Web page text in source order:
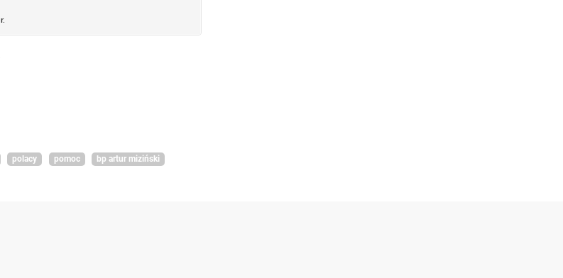
polacy pomoc bp artur miziński